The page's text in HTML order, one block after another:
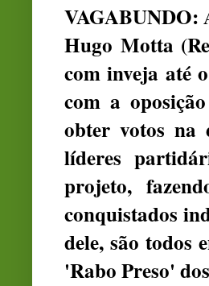
VAGABUNDO:
Hugo Motta
com inveja até
com a
obter votos na
líderes
projeto,
conquistados
dele, são todos
'Rabo Preso'